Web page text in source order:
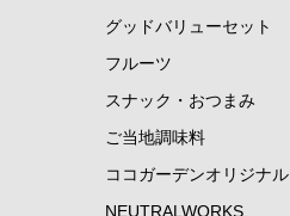
グッドバリューセット
フルーツ
スナック・おつまみ
ご当地調味料
ココガーデンオリジナル
NEUTRALWORKS.